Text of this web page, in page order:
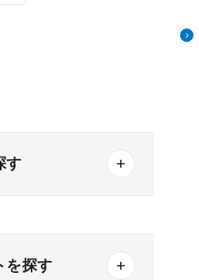
す
内科 内分泌内科
科 老人内科
を探す